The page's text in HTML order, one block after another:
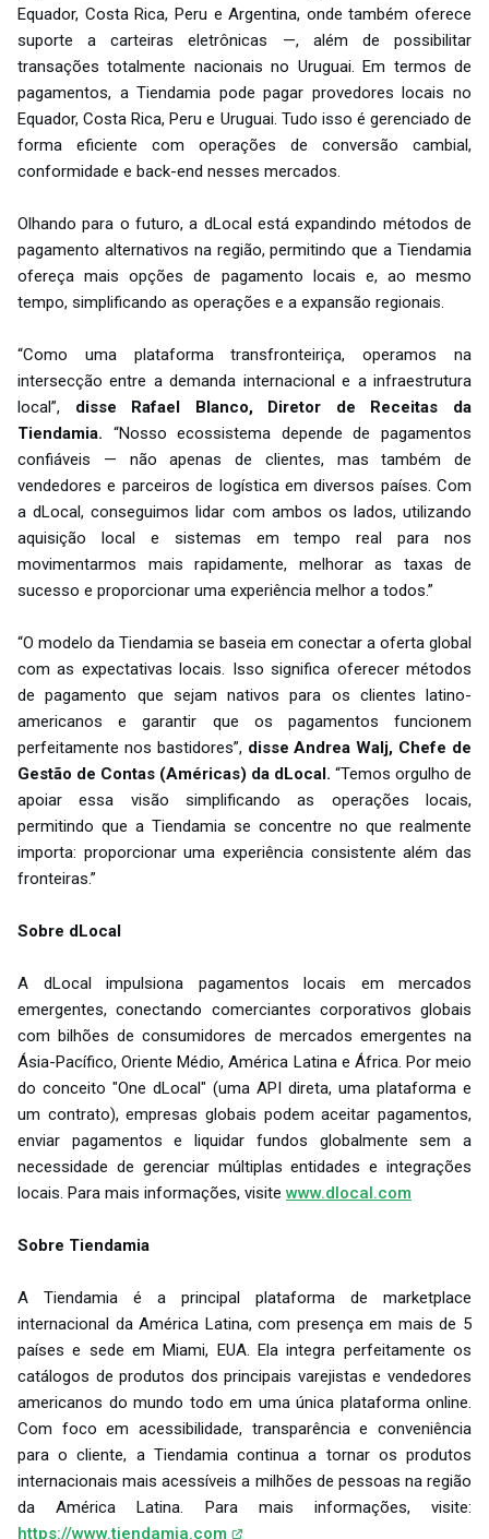
Equador, Costa Rica, Peru e Argentina, onde também oferece
suporte a carteiras eletrônicas —, além de possibilitar
transações totalmente nacionais no Uruguai. Em termos de
pagamentos, a Tiendamia pode pagar provedores locais no
Equador, Costa Rica, Peru e Uruguai. Tudo isso é gerenciado de
forma eficiente com operações de conversão cambial,
conformidade e back-end nesses mercados.
Olhando para o futuro, a dLocal está expandindo métodos de
pagamento alternativos na região, permitindo que a Tiendamia
ofereça mais opções de pagamento locais e, ao mesmo
tempo, simplificando as operações e a expansão regionais.
“Como uma plataforma transfronteiriça, operamos na
intersecção entre a demanda internacional e a infraestrutura
local”, disse Rafael Blanco, Diretor de Receitas da
Tiendamia. “Nosso ecossistema depende de pagamentos
confiáveis — não apenas de clientes, mas também de
vendedores e parceiros de logística em diversos países. Com
a dLocal, conseguimos lidar com ambos os lados, utilizando
aquisição local e sistemas em tempo real para nos
movimentarmos mais rapidamente, melhorar as taxas de
sucesso e proporcionar uma experiência melhor a todos.”
“O modelo da Tiendamia se baseia em conectar a oferta global
com as expectativas locais. Isso significa oferecer métodos
de pagamento que sejam nativos para os clientes latino-
americanos e garantir que os pagamentos funcionem
perfeitamente nos bastidores”, disse Andrea Walj, Chefe de
Gestão de Contas (Américas) da dLocal. “Temos orgulho de
apoiar essa visão simplificando as operações locais,
permitindo que a Tiendamia se concentre no que realmente
importa: proporcionar uma experiência consistente além das
fronteiras.”
Sobre dLocal
A dLocal impulsiona pagamentos locais em mercados
emergentes, conectando comerciantes corporativos globais
com bilhões de consumidores de mercados emergentes na
Ásia-Pacífico, Oriente Médio, América Latina e África. Por meio
do conceito "One dLocal" (uma API direta, uma plataforma e
um contrato), empresas globais podem aceitar pagamentos,
enviar pagamentos e liquidar fundos globalmente sem a
necessidade de gerenciar múltiplas entidades e integrações
locais. Para mais informações, visite www.dlocal.com
Sobre Tiendamia
A Tiendamia é a principal plataforma de marketplace
internacional da América Latina, com presença em mais de 5
países e sede em Miami, EUA. Ela integra perfeitamente os
catálogos de produtos dos principais varejistas e vendedores
americanos do mundo todo em uma única plataforma online.
Com foco em acessibilidade, transparência e conveniência
para o cliente, a Tiendamia continua a tornar os produtos
internacionais mais acessíveis a milhões de pessoas na região
da América Latina. Para mais informações, visite:
https://www.tiendamia.com